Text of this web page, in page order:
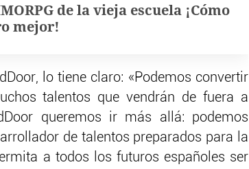
de la vieja escuela ¡Cómo
mejor!
lo tiene claro: «Podemos convertir
talentos que vendrán de fuera a
queremos ir más allá: podemos
de talentos preparados para la
a todos los futuros españoles ser